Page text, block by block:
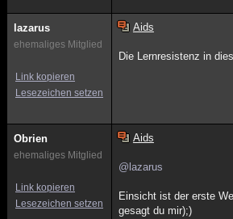
lazarus
ehemaliges Mitglied
Link kopieren
Lesezeichen setzen
Aids
Die Lernresistenz in
Obrien
ehemaliges Mitglied
Link kopieren
Lesezeichen setzen
Aids
@lazarus
Einsicht ist der erste
gesagt du mir);)